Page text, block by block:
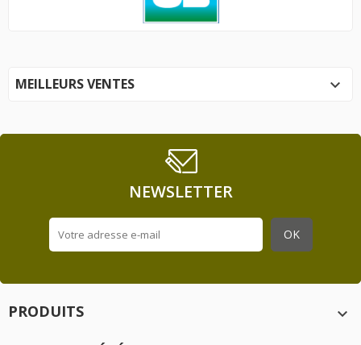
MEILLEURS VENTES 
NEWSLETTER
PRODUITS
